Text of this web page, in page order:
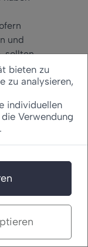
und
sollten
da
in
bieten zu
zu analysieren,
individuellen
Verwendung